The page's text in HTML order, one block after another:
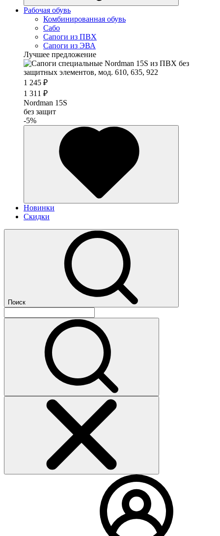
Рабочая обувь
Комбинированная обувь
Сабо
Сапоги из ПВХ
Сапоги из ЭВА
Лучшее предложение
1 245 ₽
1 311 ₽
Nordman 15S
без защит
-5%
Новинки
Скидки
Поиск